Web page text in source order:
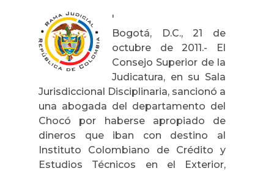
'
Bogotá, D.C., 21 de
octubre de 2011.- El
Consejo Superior de la
Judicatura, en su Sala
Jurisdiccional Disciplinaria, sancionó a
una abogada del departamento del
Chocó por haberse apropiado de
dineros que iban con destino al
Instituto Colombiano de Crédito y
Estudios Técnicos en el Exterior,